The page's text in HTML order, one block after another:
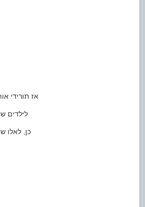
אז תורידי
לילדים
כן, לאלו